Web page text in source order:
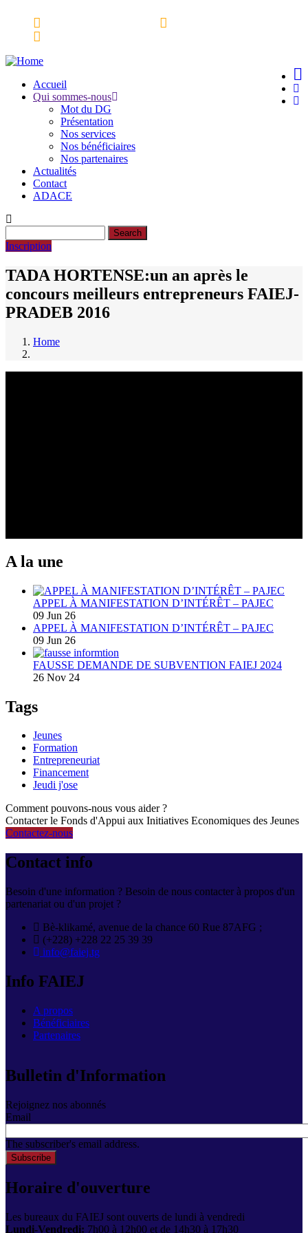
Main
navigation
Accueil
Qui sommes-nous
Mot du DG
Présentation
Nos services
Nos bénéficiaires
Nos partenaires
Actualités
Contact
ADACE
Inscription
TADA HORTENSE:un an après le
concours meilleurs entrepreneurs FAIEJ-
PRADEB 2016
Breadcrumb
Home
A la une
APPEL À MANIFESTATION D’INTÉRÊT – PAJEC
09 Jun 26
APPEL À MANIFESTATION D’INTÉRÊT – PAJEC
09 Jun 26
FAUSSE DEMANDE DE SUBVENTION FAIEJ 2024
26 Nov 24
Tags
Jeunes
Formation
Entrepreneuriat
Financement
Jeudi j'ose
Comment pouvons-nous vous aider ?
Contacter le Fonds d'Appui aux Initiatives Economiques des Jeunes
Contactez-nous
Contact info
Besoin d'une information ? Besoin de nous contacter à propos d'un
partenariat ou d'un projet ?
Bè-klikamé, avenue de la chance 60 Rue 87AFG ;
(+228) +228 22 25 39 39
info@faiej.tg
Info FAIEJ
A propos
Bénéficiaires
Partenaires
Bulletin d'Information
Rejoignez nos abonnés
Email
The subscriber's email address.
Horaire d'ouverture
Les bureaux du FAIEJ sont ouverts de lundi à vendredi
Lundi-Vendredi: 7h00 à 12h00 et de 14h30 à 17h30